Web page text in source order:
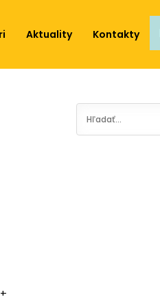
Aktuality Kontakty